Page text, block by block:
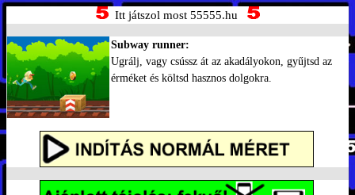
Itt játszol most 55555.hu
Subway runner:
Ugrálj, vagy csússz át az akadályokon, gyűjtsd az
érméket és költsd hasznos dolgokra.